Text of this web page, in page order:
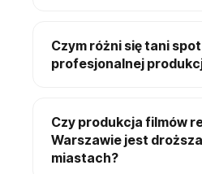
Czym różni się tani
profesjonalnej
Czy produkcja filmów
Warszawie jest
miastach?